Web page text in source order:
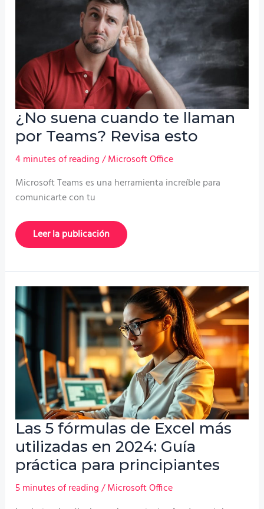
¿No suena cuando te llaman
por Teams? Revisa esto
4 minutes of reading/Microsoft Office
Microsoft Teams es una herramienta increíble para
comunicarte con tu
¿No
cuando
llaman
Teams?
Leer la publicación
Las 5 fórmulas de Excel más
utilizadas en 2024: Guía
práctica para principiantes
5 minutes of reading/Microsoft Office